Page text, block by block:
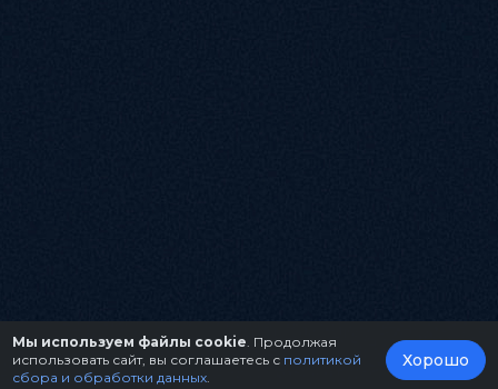
Мы используем файлы cookie . Продолжая
использовать сайт, вы соглашаетесь с политикой
сбора и обработки данных
Хорошо